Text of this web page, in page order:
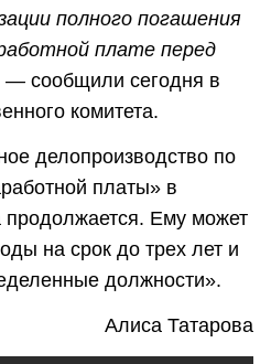
полного погашения
плате перед
— сообщили сегодня в
комитета.
делопроизводство по
платы» в
Ему может
на срок до трех лет и
должности».
Алиса Татарова